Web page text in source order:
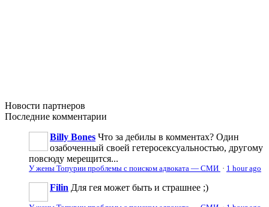
Новости партнеров
Последние комментарии
Billy Bones Что за дебилы в комментах? Один
озабоченный своей гетеросексуальностью, другому
повсюду мерещится...
У жены Топурии проблемы с поиском адвоката — СМИ · 1 hour ago
Filin Для гея может быть и страшнее ;)